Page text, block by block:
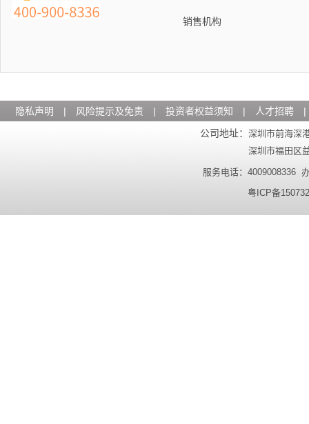
销售机构
隐私声明 | 风险提示及免责 | 投资者权益须知 | 人才招聘
|
公司地址： 深圳市前海深
深圳市福田区
服务电话：4009008336
粤ICP备